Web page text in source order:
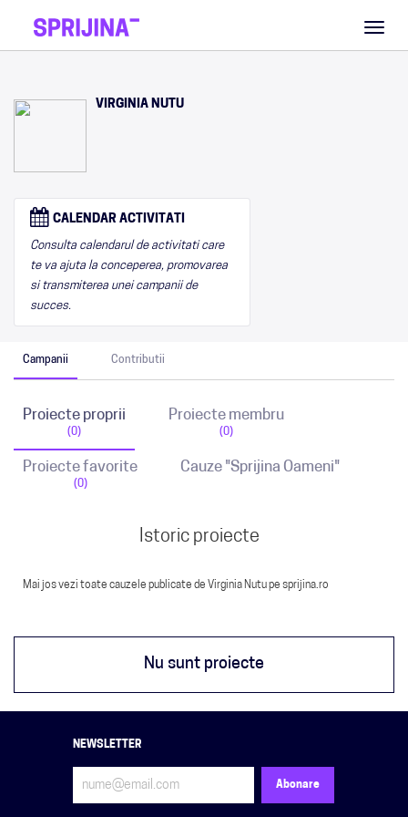
VIRGINIA NUTU
CALENDAR ACTIVITATI
Consulta calendarul de activitati care
te va ajuta la conceperea, promovarea
si transmiterea unei campanii de
succes.
Campanii Contributii
Proiecte proprii
(0)
Proiecte membru
(0)
Proiecte favorite
(0)
Cauze "Sprijina Oameni"
Istoric proiecte
Mai jos vezi toate cauzele publicate de Virginia Nutu pe sprijina.ro
Nu sunt proiecte
NEWSLETTER